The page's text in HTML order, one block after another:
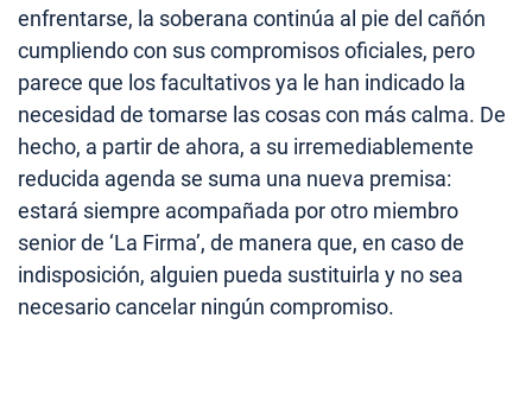
enfrentarse, la soberana continúa al pie del cañón
cumpliendo con sus compromisos oficiales, pero
parece que los facultativos ya le han indicado la
necesidad de tomarse las cosas con más calma. De
hecho, a partir de ahora, a su irremediablemente
reducida agenda se suma una nueva premisa:
estará siempre acompañada por otro miembro
senior de ‘La Firma’, de manera que, en caso de
indisposición, alguien pueda sustituirla y no sea
necesario cancelar ningún compromiso.